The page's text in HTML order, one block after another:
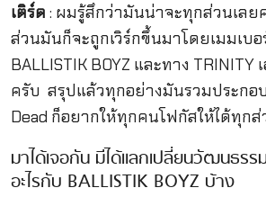
เติร์ด : ผมรู้สึกว่ามันน่าจะทุกส่วนเลย
ส่วนมันก็จะถูกเวิร์กขึ้นมาโดยเมมเบ
BALLISTIK BOYZ และทาง TRINITY
ครับ สรุปแล้วทุกอย่างมันรวมประกอ
Dead ก็อยากให้ทุกคนโฟกัสให้ได้ทุกส่
มาได้เจอกัน มีได้แลกเปลี่ยนวัฒนธรร
อะไรกับ BALLISTIK BOYZ บ้าง